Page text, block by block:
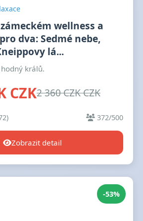
wellness a
dva: Sedmé nebe,
lá...
králů.
CZK2 360 CZK CZK
372/500
Zobrazit detail
-53%